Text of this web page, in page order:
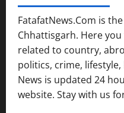
FatafatNews.Com is
Chhattisgarh. Here
related to country,
politics, crime,
News is updated 24
website. Stay with us